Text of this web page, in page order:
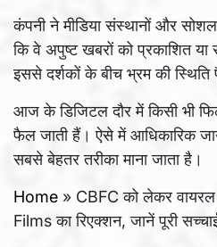
कंपनी ने मीडिया संस्थानों और
कि वे अपुष्ट खबरों को प्रकाशित
इससे दर्शकों के बीच भ्रम की स्थिति
आज के डिजिटल दौर में किसी भी
फैल जाती हैं। ऐसे में आधिकारिक
सबसे बेहतर तरीका माना जाता है।
Home » CBFC को लेकर
Films का रिएक्शन, जानें पूरी